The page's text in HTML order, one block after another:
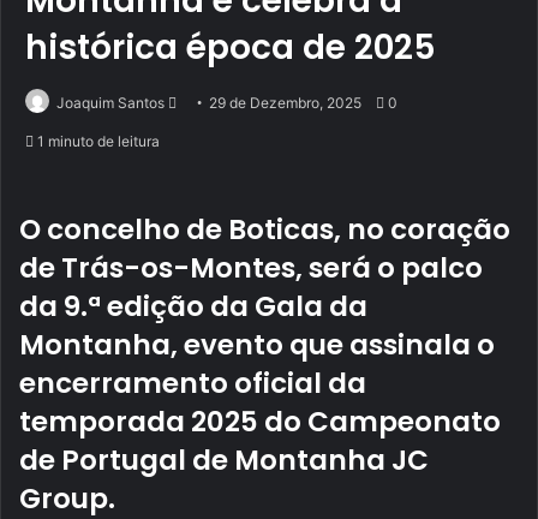
histórica época de 2025
Joaquim Santos
Send 29 de Dezembro, 2025 0
1 minuto de leitura
O concelho de Boticas, no coração
de Trás-os-Montes, será o palco
da 9.ª edição da Gala da
Montanha, evento que assinala o
encerramento oficial da
temporada 2025 do Campeonato
de Portugal de Montanha JC
Group.